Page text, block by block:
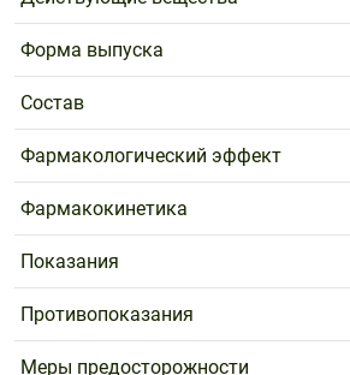
Форма выпуска
Состав
Фармакологический эффект
Фармакокинетика
Показания
Противопоказания
Меры предосторожности